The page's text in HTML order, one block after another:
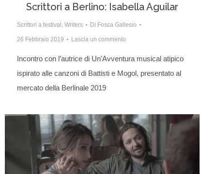
Scrittori a Berlino: Isabella Aguilar
Scrittori a festival Writers Di Fosca Gallesio
26 Febbraio 2019 Lascia un commento
Incontro con l’autrice di Un’Avventura musical atipico
ispirato alle canzoni di Battisti e Mogol, presentato al
mercato della Berlinale 2019